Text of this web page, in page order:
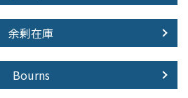
余剰在庫
Bourns